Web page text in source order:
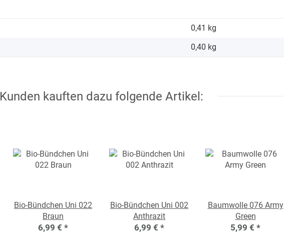
0,41 kg
0,40 kg
Kunden kauften dazu folgende Artikel:
Bio-Bündchen Uni 022
Braun
6,99 € *
Bio-Bündchen Uni 002
Anthrazit
6,99 € *
Baumwolle 076 Army
Green
5,99 € *